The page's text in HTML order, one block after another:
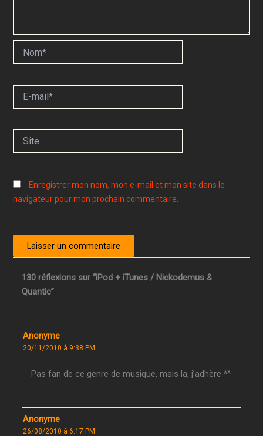
mail*
Enregistrer mon nom, mon e-mail et mon site dans le
navigateur pour mon prochain commentaire.
130 réflexions sur “iPod + iTunes / Nickodemus &
Quantic”
Anonyme
20/11/2010 à 9:38 PM
Pas fan de ce genre de musique, mais la, j’adhère ^^
Anonyme
26/08/2010 à 6:17 PM